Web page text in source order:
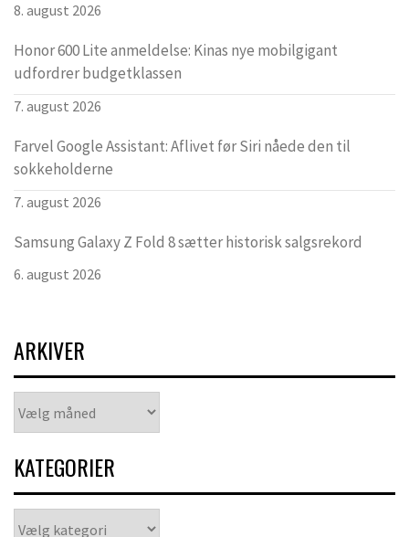
8. august 2026
Honor 600 Lite anmeldelse: Kinas nye mobilgigant
udfordrer budgetklassen
7. august 2026
Farvel Google Assistant: Aflivet før Siri nåede den til
sokkeholderne
7. august 2026
Samsung Galaxy Z Fold 8 sætter historisk salgsrekord
6. august 2026
ARKIVER
KATEGORIER